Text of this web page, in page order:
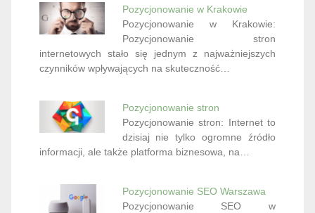
Pozycjonowanie w Krakowie
Pozycjonowanie w Krakowie:
Pozycjonowanie stron
internetowych stało się jednym z najważniejszych
czynników wpływających na skuteczność…
Pozycjonowanie stron
Pozycjonowanie stron: Internet to
dzisiaj nie tylko ogromne źródło
informacji, ale także platforma biznesowa, na…
Pozycjonowanie SEO Warszawa
Pozycjonowanie SEO w